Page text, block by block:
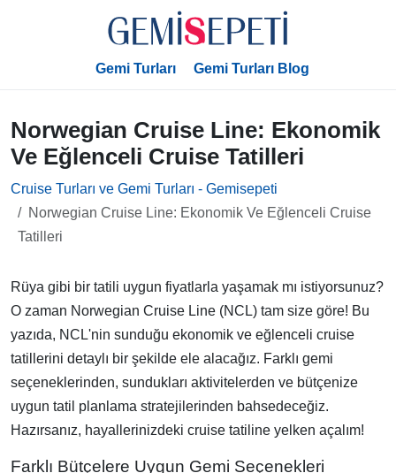
Gemi Turları Gemi Turları Blog
Norwegian Cruise Line: Ekonomik
Ve Eğlenceli Cruise Tatilleri
Cruise Turları ve Gemi Turları - Gemisepeti
Norwegian Cruise Line: Ekonomik Ve Eğlenceli Cruise
Tatilleri
Rüya gibi bir tatili uygun fiyatlarla yaşamak mı istiyorsunuz?
O zaman Norwegian Cruise Line (NCL) tam size göre! Bu
yazıda, NCL'nin sunduğu ekonomik ve eğlenceli cruise
tatillerini detaylı bir şekilde ele alacağız. Farklı gemi
seçeneklerinden, sundukları aktivitelerden ve bütçenize
uygun tatil planlama stratejilerinden bahsedeceğiz.
Hazırsanız, hayallerinizdeki cruise tatiline yelken açalım!
Farklı Bütçelere Uygun Gemi Seçenekleri